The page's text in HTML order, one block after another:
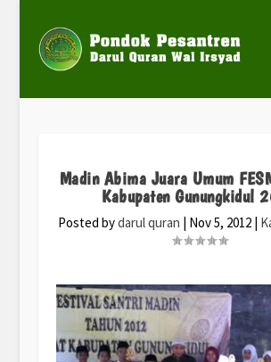
Madin Abima Juara Umum
Kabupaten Gunungkidul
Posted bydarul quran | Nov 5, 2012 |